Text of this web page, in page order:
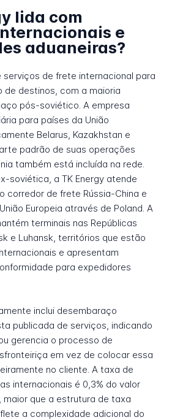
lida com
e
aduaneiras?
serviços de frete internacional para
de destinos, com a maioria
pós-soviético. A empresa
para países da União
Belarus, Kazakhstan e
padrão de suas operações
também está incluída na rede.
soviética, a TK Energy atende
corredor de frete Rússia-China e
Europeia através de Poland. A
terminais nas Repúblicas
e Luhansk, territórios que estão
e apresentam
para expedidores
inclui desembaraço
publicada de serviços, indicando
gerencia o processo de
em vez de colocar essa
no cliente. A taxa de
internacionais é 0,3% do valor
que a estrutura de taxa
a complexidade adicional do